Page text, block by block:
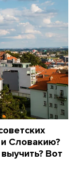
и Словакию?
Вот